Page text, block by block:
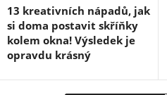
13 kreativních nápadů, jak
si doma postavit skříňky
kolem okna! Výsledek je
opravdu krásný